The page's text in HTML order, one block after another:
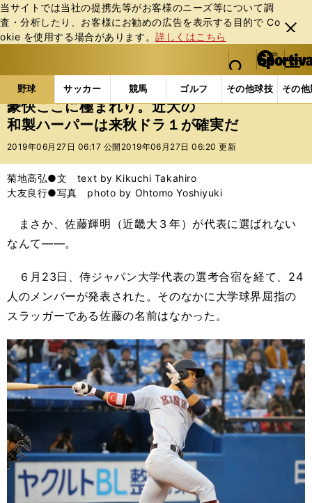
当サイトでは当社の提携先等がお客様のニーズ等について調
査・分析したり、お客様にお勧めの広告を表⽰する⽬的で Co
okie を使⽤する場合があります。詳しくはこちら
閉じ
る
web Sportiva (webスポルティーバ)
検索
マイペ
ー
ジ
メニュ
野球 サッカー 競馬 ゴルフ その他球技 その
b
ス
ポ
ル
バ
野球の記事一覧 高校野球他 豪快ここに極まれり。
豪快ここに極まれり。近大の
和製ハーパーは来秋ドラ１が確実だ
2019年06月27日 06:17 公開 2019年06月27日 06:20 更新
菊地高弘●文 text by Kikuchi Takahiro
大友良行●写真 photo by Ohtomo Yoshiyuki
まさか、佐藤輝明（近畿大３年）が代表に選ばれない
なんて――。
６月 23日、侍ジャパン大学代表の選考合宿を経て、 24
人のメンバーが発表された。そのなかに大学球界屈指の
スラッガーである佐藤の名前はなかった。